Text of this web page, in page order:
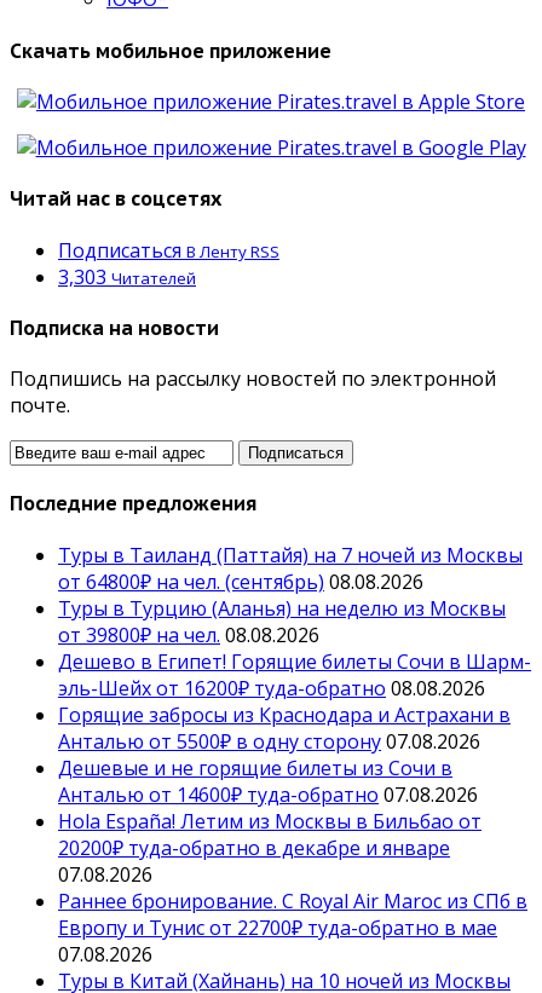
Скачать мобильное приложение
Читай нас в соцсетях
Подписаться В Ленту RSS
3,303 Читателей
Подписка на новости
Подпишись на рассылку новостей по электронной
почте.
Последние предложения
Туры в Таиланд (Паттайя) на 7 ночей из Москвы
от 64800₽ на чел. (сентябрь) 08.08.2026
Туры в Турцию (Аланья) на неделю из Москвы
от 39800₽ на чел. 08.08.2026
Дешево в Египет! Горящие билеты Сочи в Шарм-
эль-Шейх от 16200₽ туда-обратно 08.08.2026
Горящие забросы из Краснодара и Астрахани в
Анталью от 5500₽ в одну сторону07.08.2026
Дешевые и не горящие билеты из Сочи в
Анталью от 14600₽ туда-обратно 07.08.2026
Hola España! Летим из Москвы в Бильбао от
20200₽ туда-обратно в декабре и январе
07.08.2026
Раннее бронирование. С Royal Air Maroc из СПб в
Европу и Тунис от 22700₽ туда-обратно в мае
07.08.2026
Туры в Китай (Хайнань) на 10 ночей из Москвы